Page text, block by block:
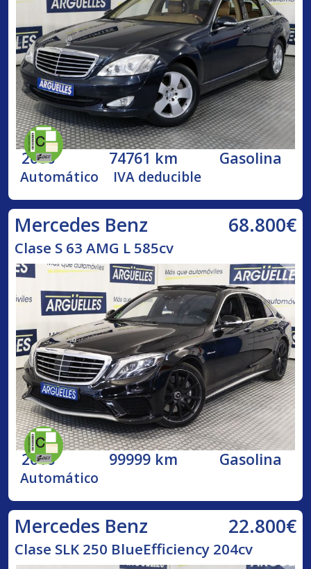
2006 74761 km Gasolina
Automático IVA deducible
Mercedes Benz 68.800€
Clase S 63 AMG L 585cv
2016 99999 km Gasolina
Automático
Mercedes Benz 22.800€
Clase SLK 250 BlueEfficiency 204cv